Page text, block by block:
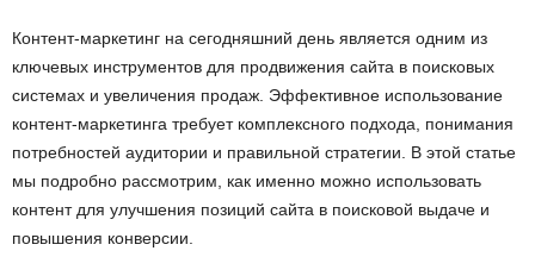
Контент-маркетинг на сегодняшний день является одним из
ключевых инструментов для продвижения сайта в поисковых
системах и увеличения продаж. Эффективное использование
контент-маркетинга требует комплексного подхода, понимания
потребностей аудитории и правильной стратегии. В этой статье
мы подробно рассмотрим, как именно можно использовать
контент для улучшения позиций сайта в поисковой выдаче и
повышения конверсии.